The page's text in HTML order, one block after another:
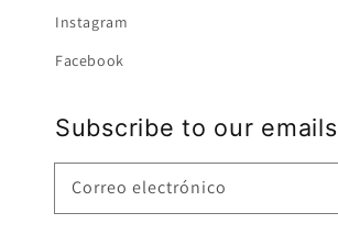
Instagram
Facebook
Subscribe to our emails
Correo electrónico